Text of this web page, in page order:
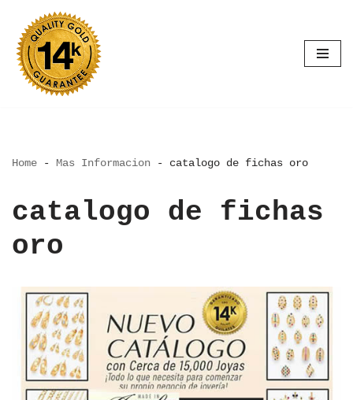
Saltar
al
contenido
Home - Mas Informacion - catalogo de fichas oro
catalogo de fichas
oro